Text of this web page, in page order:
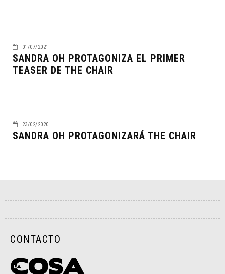
01/07/2021
SANDRA OH PROTAGONIZA EL PRIMER
TEASER DE THE CHAIR
23/02/2020
SANDRA OH PROTAGONIZARÁ THE CHAIR
CONTACTO